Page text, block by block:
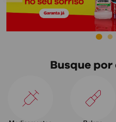
Busque